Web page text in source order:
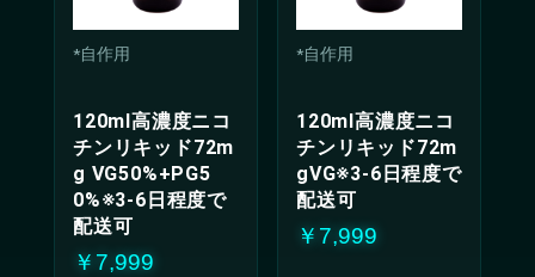
*自作用
120ml高濃度ニコ
チンリキッド72m
g VG50%+PG5
0%※3-6日程度で
配送可
￥7,999
*自作用
120ml高濃度ニコ
チンリキッド72m
gVG※3-6日程度で
配送可
￥7,999